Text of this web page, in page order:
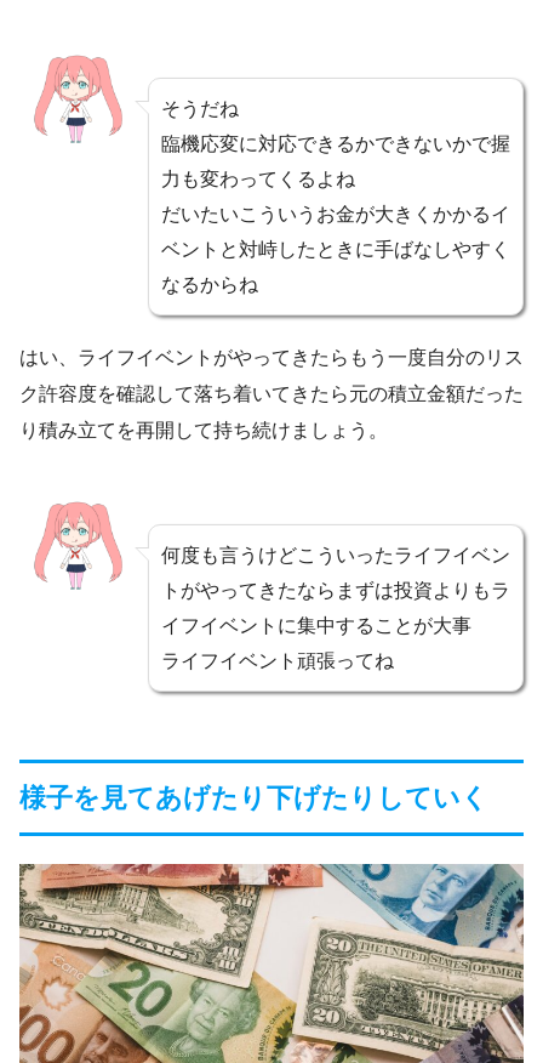
そうだね
臨機応変に対応できるかできないかで握
力も変わってくるよね
だいたいこういうお金が大きくかかるイ
ベントと対峙したときに手ばなしやすく
なるからね
はい、ライフイベントがやってきたらもう一度自分のリス
ク許容度を確認して落ち着いてきたら元の積立金額だった
り積み立てを再開して持ち続けましょう。
何度も言うけどこういったライフイベン
トがやってきたならまずは投資よりもラ
イフイベントに集中することが大事
ライフイベント頑張ってね
様子を見てあげたり下げたりしていく